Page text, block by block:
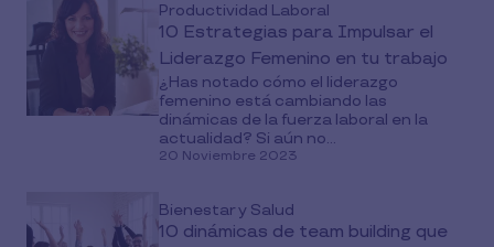
Productividad Laboral
10 Estrategias para Impulsar el
Liderazgo Femenino en tu trabajo
¿Has notado cómo el liderazgo
femenino está cambiando las
dinámicas de la fuerza laboral en la
actualidad? Si aún no...
20 Noviembre 2023
Bienestar y Salud
10 dinámicas de team building que